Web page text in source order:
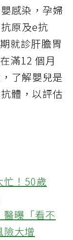
感染，孕婦
原及e抗
就診肝膽胃
滿12 個月
了解嬰兒是
體，以評估
！50歲
曝「看不
大增